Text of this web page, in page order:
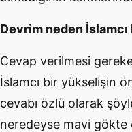
Devrim neden
Cevap verilmesi
İslamcı bir yükselişin
cevabı özlü olarak
neredeyse mavi gökte